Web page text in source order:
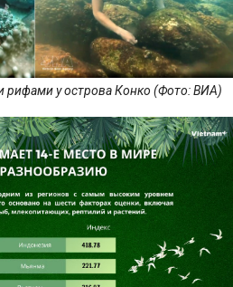
рифами у острова Конко (Фото: ВИА)